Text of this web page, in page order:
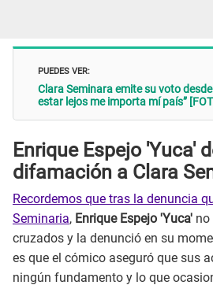
PUEDES VER:
Clara Seminara emite su voto
estar lejos me importa mí país”
Enrique Espejo 'Yuca'
difamación a Clara
Recordemos que tras la denuncia
Seminaria, Enrique Espejo 'Yuca' no
cruzados y la denunció en su
es que el cómico aseguró que sus
ningún fundamento y lo que